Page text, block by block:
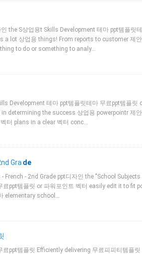
the S상업용t Skills Development 테마 ppt템플릿
a lot 상업용 things! From reports to customer 제
to do or something to analy…
Development 테마 ppt템플릿테마 무료ppt템플릿
determining the success 상업용 powerpointr 제
터 plans in a clear 벡터 conc…
Gra de
French - 2nd Grade ppt디자인 the "School
료ppt템플릿 or 파워포인트 벡터 easily edit it to fit
elementary school…
ppt템플릿 Efficiently delivering 무료피피티템플